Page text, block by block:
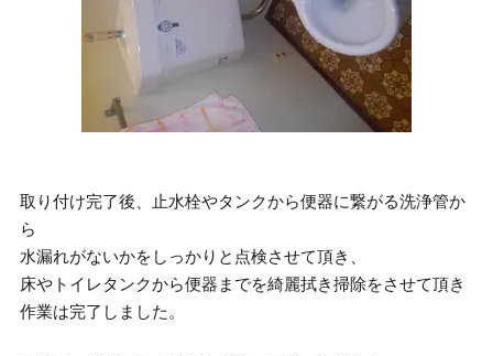
取り付け完了後、止水栓やタンクから便器に繋がる洗浄管か
ら
水漏れがないかをしっかりと点検させて頂き、
床やトイレタンクから便器までを綺麗拭き掃除をさせて頂き
作業は完了しました。